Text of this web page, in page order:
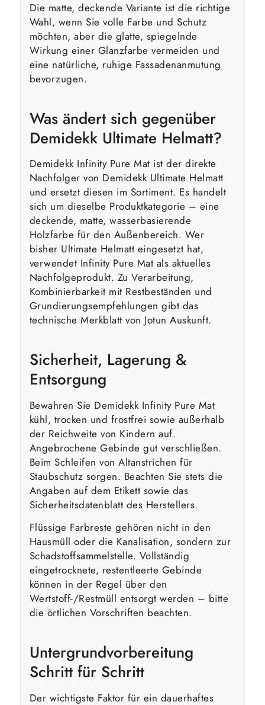
Die matte, deckende Variante ist die richtige
Wahl, wenn Sie volle Farbe und Schutz
möchten, aber die glatte, spiegelnde
Wirkung einer Glanzfarbe vermeiden und
eine natürliche, ruhige Fassadenanmutung
bevorzugen.
Was ändert sich gegenüber
Demidekk Ultimate Helmatt?
Demidekk Infinity Pure Mat ist der direkte
Nachfolger von Demidekk Ultimate Helmatt
und ersetzt diesen im Sortiment. Es handelt
sich um dieselbe Produktkategorie – eine
deckende, matte, wasserbasierende
Holzfarbe für den Außenbereich. Wer
bisher Ultimate Helmatt eingesetzt hat,
verwendet Infinity Pure Mat als aktuelles
Nachfolgeprodukt. Zu Verarbeitung,
Kombinierbarkeit mit Restbeständen und
Grundierungsempfehlungen gibt das
technische Merkblatt von Jotun Auskunft.
Sicherheit, Lagerung &
Entsorgung
Bewahren Sie Demidekk Infinity Pure Mat
kühl, trocken und frostfrei sowie außerhalb
der Reichweite von Kindern auf.
Angebrochene Gebinde gut verschließen.
Beim Schleifen von Altanstrichen für
Staubschutz sorgen. Beachten Sie stets die
Angaben auf dem Etikett sowie das
Sicherheitsdatenblatt des Herstellers.
Flüssige Farbreste gehören nicht in den
Hausmüll oder die Kanalisation, sondern zur
Schadstoffsammelstelle. Vollständig
eingetrocknete, restentleerte Gebinde
können in der Regel über den
Wertstoff-/Restmüll entsorgt werden – bitte
die örtlichen Vorschriften beachten.
Untergrundvorbereitung
Schritt für Schritt
Der wichtigste Faktor für ein dauerhaftes